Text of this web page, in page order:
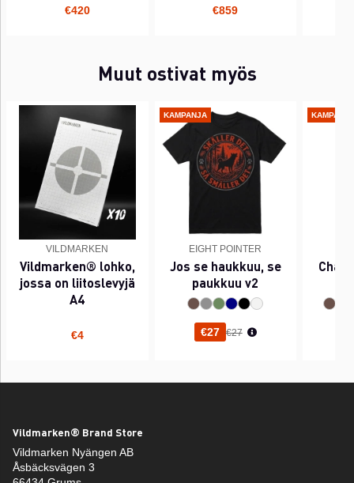
€420 €859
Muut ostivat myös
VILDMARKEN
Vildmarken® lohko,
jossa on liitoslevyjä
A4
€4
KAMPANJA
EIGHT POINTER
Jos se haukkuu, se
paukkuu v2
€27 Normaali hinta
€27
Vildmarken® Brand Store
Vildmarken Nyängen AB
Åsbäcksvägen 3